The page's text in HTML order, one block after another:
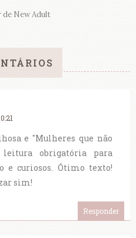
de New Adult
e "Mulheres que não
obrigatória para
e curiosos. Ótimo texto!
sim!
Responder